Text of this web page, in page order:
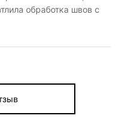
обработка швов с